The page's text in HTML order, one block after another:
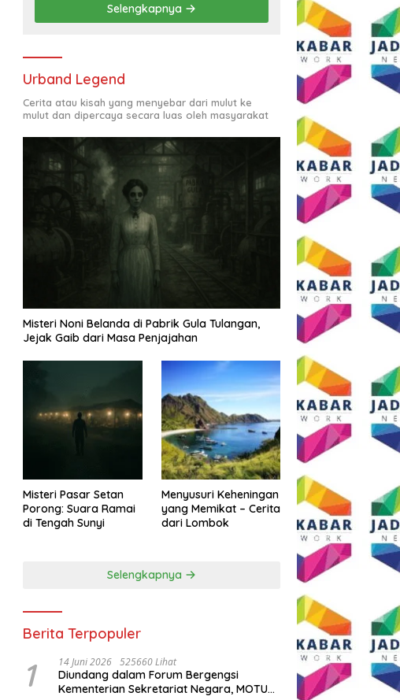
Selengkapnya
Urband Legend
Cerita atau kisah yang menyebar dari mulut ke
mulut dan dipercaya secara luas oleh masyarakat
Misteri Noni Belanda di Pabrik Gula Tulangan,
Jejak Gaib dari Masa Penjajahan
Misteri Pasar Setan
Porong: Suara Ramai
di Tengah Sunyi
Menyusuri Keheningan
yang Memikat – Cerita
dari Lombok
Selengkapnya
Berita Terpopuler
1 14 Juni 2026 525660 Lihat
Diundang dalam Forum Bergengsi
Kementerian Sekretariat Negara, MOTU